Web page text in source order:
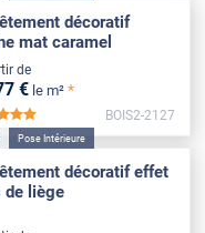
décoratif
mat caramel
de
€ le m² *
BOIS2-2127
Pose Intérieure
décoratif effet
de liège